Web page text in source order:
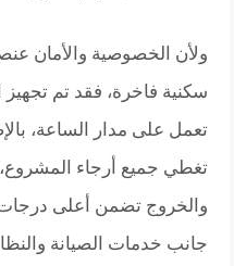
ولأن الخصوصية والأمان
سكنية فاخرة، فقد تم
تعمل على مدار الساعة،
تغطي جميع أرجاء المشروع،
والخروج تضمن أعلى درجات
جانب خدمات الصيانة